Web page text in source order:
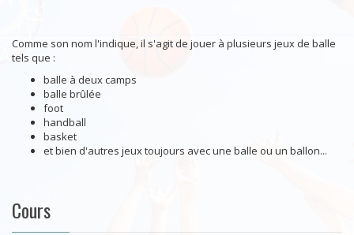
Comme son nom l'indique, il s'agit de jouer à plusieurs jeux de balle
tels que :
balle à deux camps
balle brûlée
foot
handball
basket
et bien d'autres jeux toujours avec une balle ou un ballon...
Cours